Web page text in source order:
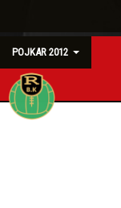
POJKAR 2012
HEM